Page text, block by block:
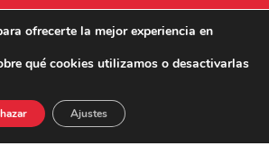
ofrecerte la mejor experiencia en
qué cookies utilizamos o desactivarlas
Ajustes